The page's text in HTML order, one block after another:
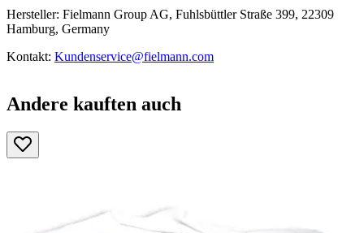
Hersteller: Fielmann Group AG, Fuhlsbüttler Straße 399, 22309
Hamburg, Germany
Kontakt: Kundenservice@fielmann.com
Andere kauften auch